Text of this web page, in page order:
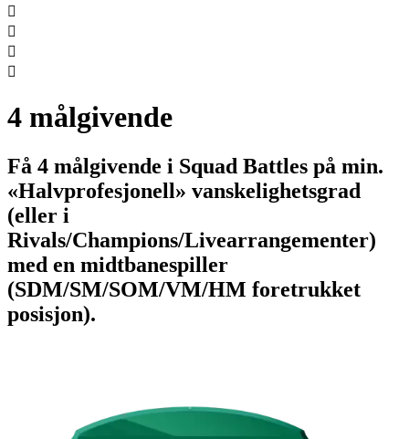




4 målgivende
Få 4 målgivende i Squad Battles på min.
«Halvprofesjonell» vanskelighetsgrad
(eller i
Rivals/Champions/Livearrangementer)
med en midtbanespiller
(SDM/SM/SOM/VM/HM foretrukket
posisjon).